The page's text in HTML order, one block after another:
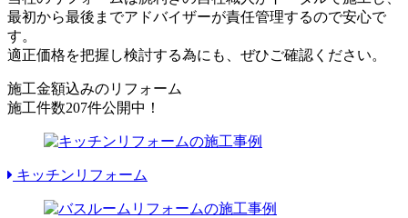
最初から最後までアドバイザーが責任管理するので安心で
す。
適正価格を把握し検討する為にも、ぜひご確認ください。
施工金額込みのリフォーム
施工件数207件公開中！
キッチンリフォーム